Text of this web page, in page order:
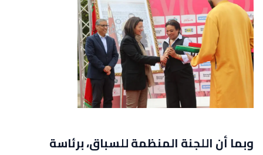
وبما أن اللجنة المنظمة للسباق، برئاسة